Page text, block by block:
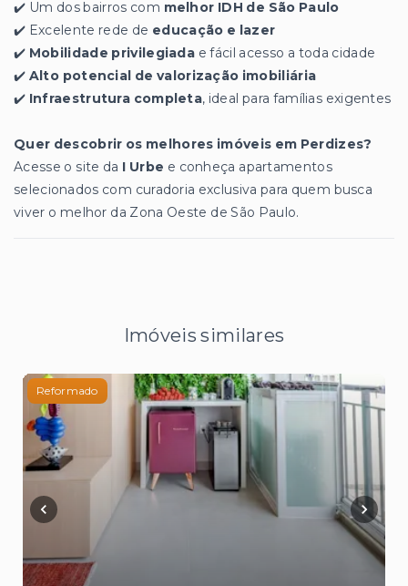
✔️ Um dos bairros com melhor IDH de São Paulo
✔️ Excelente rede de educação e lazer
✔️ Mobilidade privilegiada e fácil acesso a toda cidade
✔️ Alto potencial de valorização imobiliária
✔️ Infraestrutura completa, ideal para famílias exigentes
Quer descobrir os melhores imóveis em Perdizes?
Acesse o site da I Urbe e conheça apartamentos
selecionados com curadoria exclusiva para quem busca
viver o melhor da Zona Oeste de São Paulo.
Imóveis similares
Reformado